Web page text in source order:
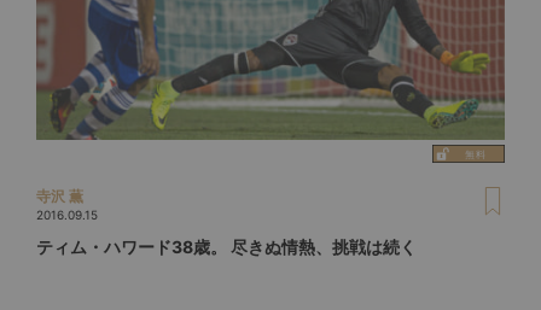
寺沢 薫
2016.09.15
ティム・ハワード38歳。 尽きぬ情熱、挑戦は続く